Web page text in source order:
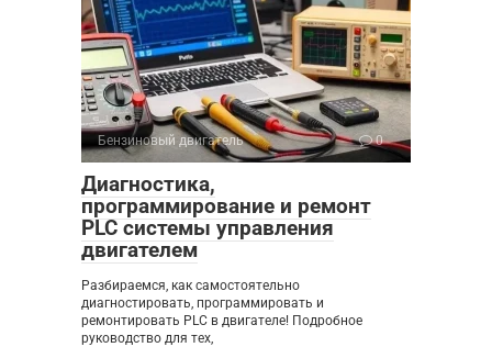
Бензиновый двигатель 0
Диагностика,
программирование и ремонт
PLC системы управления
двигателем
Разбираемся, как самостоятельно
диагностировать, программировать и
ремонтировать PLC в двигателе! Подробное
руководство для тех,